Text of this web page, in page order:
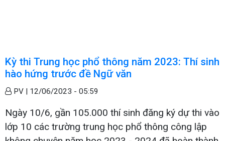
Kỳ thi Trung học phổ thông năm 2023: Thí sinh
hào hứng trước đề Ngữ văn
PV | 12/06/2023 - 05:59
Ngày 10/6, gần 105.000 thí sinh đăng ký dự thi vào
lớp 10 các trường trung học phổ thông công lập